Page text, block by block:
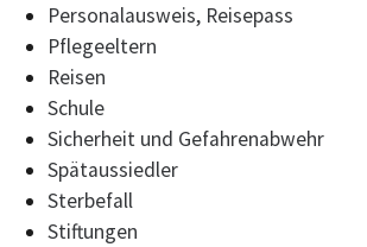
Personalausweis, Reisepass
Pflegeeltern
Reisen
Schule
Sicherheit und Gefahrenabwehr
Spätaussiedler
Sterbefall
Stiftungen